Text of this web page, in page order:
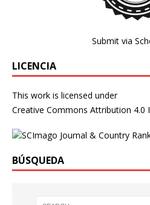
Submit via
LICENCIA
This work is licensed under
Creative Commons Attribution 4.0
BÚSQUEDA